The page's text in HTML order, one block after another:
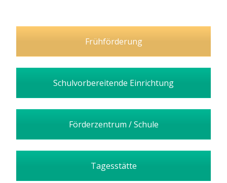
Frühförderung
Schulvorbereitende Einrichtung
Förderzentrum / Schule
Tagesstätte